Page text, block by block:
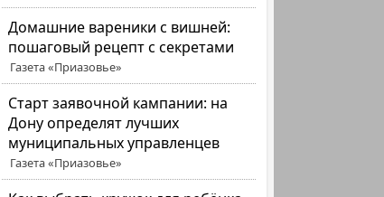
Домашние вареники с вишней:
пошаговый рецепт с секретами
Газета «Приазовье»
Старт заявочной кампании: на
Дону определят лучших
муниципальных управленцев
Газета «Приазовье»